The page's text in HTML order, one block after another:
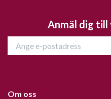
Anmäl dig till
Om oss